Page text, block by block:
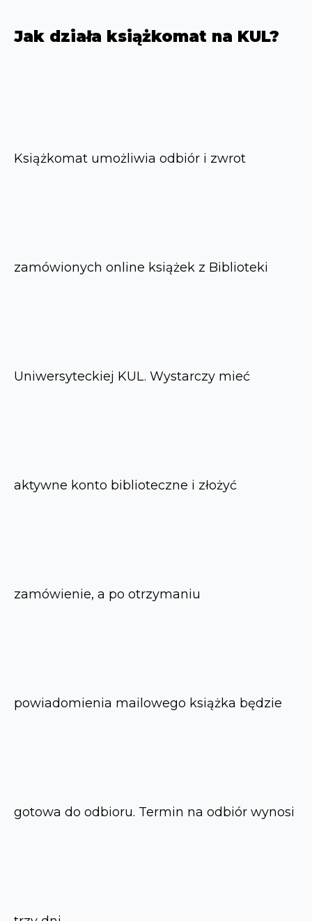
Jak działa książkomat na KUL?
Książkomat umożliwia odbiór i zwrot
zamówionych online książek z Biblioteki
Uniwersyteckiej KUL. Wystarczy mieć
aktywne konto biblioteczne i złożyć
zamówienie, a po otrzymaniu
powiadomienia mailowego książka będzie
gotowa do odbioru. Termin na odbiór wynosi